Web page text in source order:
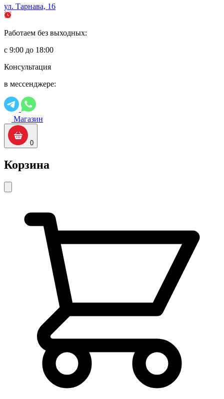
ул. Тарнава, 16
Работаем без выходных:
с 9:00 до 18:00
Консультация
в мессенджере:
Магазин
0
Корзина